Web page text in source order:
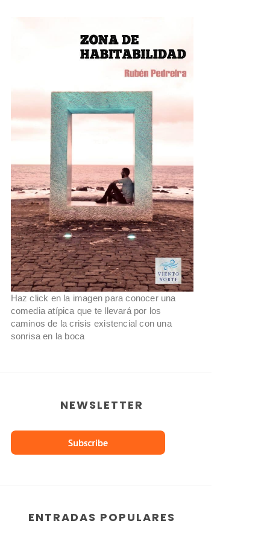
Haz click en la imagen para conocer una
comedia atípica que te llevará por los
caminos de la crisis existencial con una
sonrisa en la boca
NEWSLETTER
ENTRADAS POPULARES